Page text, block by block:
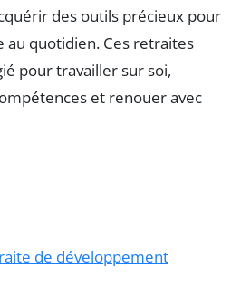
des outils précieux pour
quotidien. Ces retraites
pour travailler sur soi,
et renouer avec
de développement